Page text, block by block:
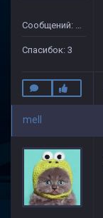
Сообщений: 34
Спасибок: 3
mell